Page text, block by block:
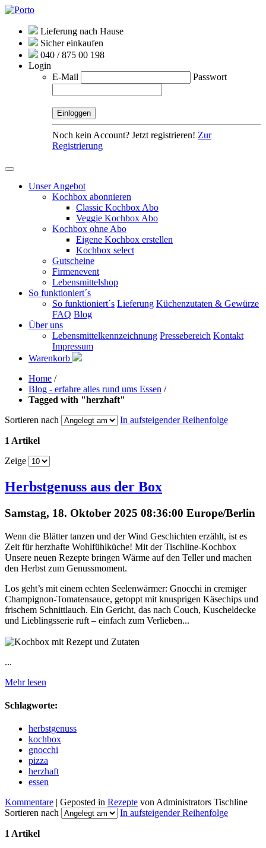
Lieferung nach Hause
Sicher einkaufen
040 / 875 00 198
Login
E-Mail
Passwort
Noch kein Account? Jetzt registrieren! Zur
Registrierung
Unser Angebot
Kochbox abonnieren
Classic Kochbox Abo
Veggie Kochbox Abo
Kochbox ohne Abo
Eigene Kochbox erstellen
Kochbox select
Gutscheine
Firmenevent
Lebensmittelshop
So funktioniert´s
So funktioniert´s Lieferung Küchenzutaten & Gewürze
FAQ Blog
Über uns
Lebensmittelkennzeichnung Pressebereich Kontakt
Impressum
Warenkorb
Home /
Blog - erfahre alles rund ums Essen /
Tagged with "herzhaft"
Sortieren nach
In aufsteigender Reihenfolge
1 Artikel
Zeige
Herbstgenuss aus der Box
Samstag, 18. Oktober 2025 08:36:00 Europe/Berlin
Wenn die Blätter tanzen und der Wind Geschichten erzählt, ist es
Zeit für herzhafte Wohlfühlküche! Mit der Tischline-Kochbox
Unsere neuen Rezepte bringen Wärme auf den Teller und machen
den Herbst zum Genussmoment.
Los geht’s mit einem echten Seelenwärmer: Gnocchi in cremiger
Champignon-Tomatensauce, getoppt mit knusprigen Käsechips und
frischem Schnittlauch. Ein Gericht, das nach Couch, Kuscheldecke
und Lieblingsserie ruft – einfach zum Verlieben...
...
Mehr lesen
Schlagworte:
herbstgenuss
kochbox
gnocchi
pizza
herzhaft
essen
Kommentare | Geposted in Rezepte von Administrators Tischline
Sortieren nach
In aufsteigender Reihenfolge
1 Artikel